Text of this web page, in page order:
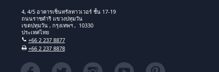
4, 4/5 อาคารเซ็นทรัลทาวเวอร์ ชั้น 17-19
ถนนราชดำริ แขวงปทุมวัน
เขตปทุมวัน , กรุงเทพฯ , 10330
ประเทศไทย
+66 2 237 8877
+66 2 237 8878